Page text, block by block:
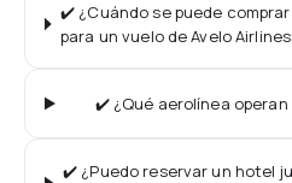
✔️ ¿Cuándo se puede
para un vuelo de Avelo
✔️ ¿Qué aerolínea
✔️ ¿Puedo reservar un hotel